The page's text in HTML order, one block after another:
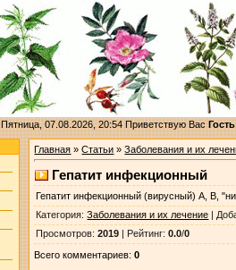
Пятница, 07.08.2026, 20:54Приветствую Вас Гость
Главная »Статьи »Заболевания и их
Гепатит инфекционный
Гепатит инфекционный (вирусный) А, В,
Категория:Заболевания и их лечение |
Просмотров:2019 | Рейтинг:0.0/0
Всего комментариев:0